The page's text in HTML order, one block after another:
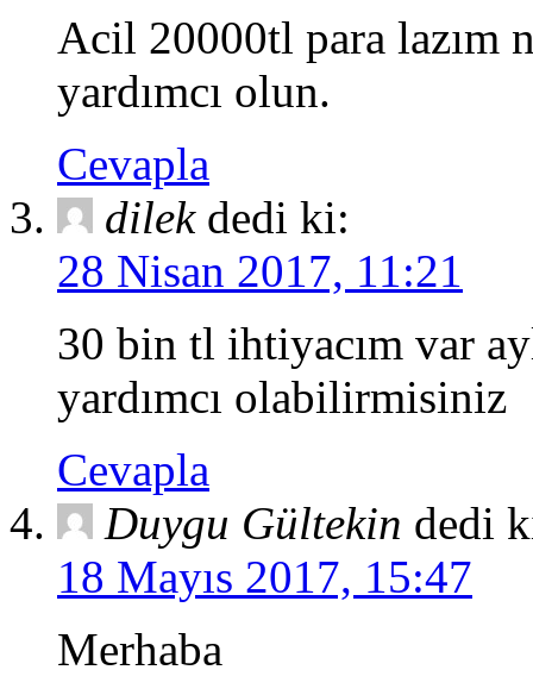
Acil 20000tl para lazım
yardımcı olun.
Cevapla
dilek dedi ki:
28 Nisan 2017, 11:21
30 bin tl ihtiyacım var
yardımcı olabilirmisiniz
Cevapla
Duygu Gültekin dedi
18 Mayıs 2017, 15:47
Merhaba